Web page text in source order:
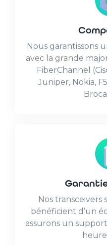
Nous garantissons
avec la grande
FiberChannel
Juniper, Nokia,
Nos transceivers
bénéficient d’un
assurons un